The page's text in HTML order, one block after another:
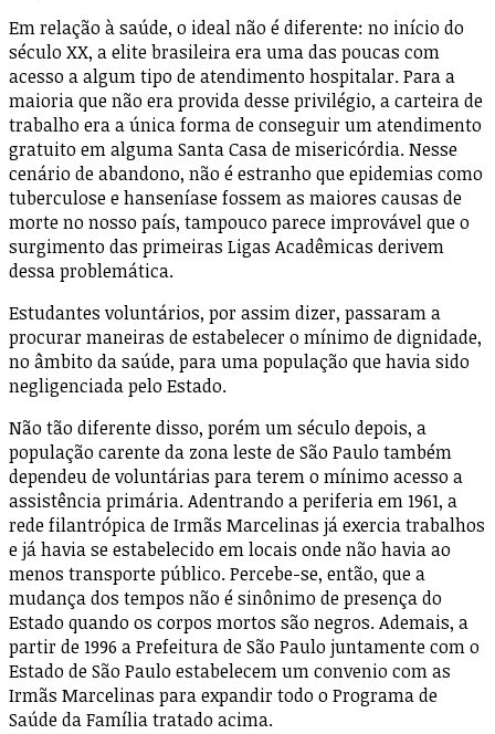
Em relação à saúde, o ideal não é diferente: no início do
século XX, a elite brasileira era uma das poucas com
acesso a algum tipo de atendimento hospitalar. Para a
maioria que não era provida desse privilégio, a carteira de
trabalho era a única forma de conseguir um atendimento
gratuito em alguma Santa Casa de misericórdia. Nesse
cenário de abandono, não é estranho que epidemias como
tuberculose e hanseníase fossem as maiores causas de
morte no nosso país, tampouco parece improvável que o
surgimento das primeiras Ligas Acadêmicas derivem
dessa problemática.
Estudantes voluntários, por assim dizer, passaram a
procurar maneiras de estabelecer o mínimo de dignidade,
no âmbito da saúde, para uma população que havia sido
negligenciada pelo Estado.
Não tão diferente disso, porém um século depois, a
população carente da zona leste de São Paulo também
dependeu de voluntárias para terem o mínimo acesso a
assistência primária. Adentrando a periferia em 1961, a
rede filantrópica de Irmãs Marcelinas já exercia trabalhos
e já havia se estabelecido em locais onde não havia ao
menos transporte público. Percebe-se, então, que a
mudança dos tempos não é sinônimo de presença do
Estado quando os corpos mortos são negros. Ademais, a
partir de 1996 a Prefeitura de São Paulo juntamente com o
Estado de São Paulo estabelecem um convenio com as
Irmãs Marcelinas para expandir todo o Programa de
Saúde da Família tratado acima.